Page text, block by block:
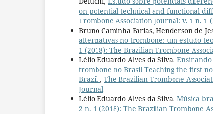
on potential technical and functional
Trombone Association Journal: v. 1 n. 1
Bruno Caminha Farias, Henderson de
alternativas no trombone: um estudo
1 (2018): The Brazilian Trombone
Lélio Eduardo Alves da Silva,
trombone no Brasil Teaching the first
Brazil , The Brazilian Trombone
Journal
Lélio Eduardo Alves da Silva, Música
2 n. 1 (2018): The Brazilian Trombone